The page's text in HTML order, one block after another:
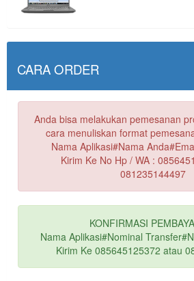
CARA ORDER
Anda bisa melakukan pemesanan
cara menuliskan format
Nama Aplikasi#Nama
Kirim Ke No Hp / WA :
081235144497
KONFIRMASI
Nama Aplikasi#Nominal
Kirim Ke 085645125372 atau